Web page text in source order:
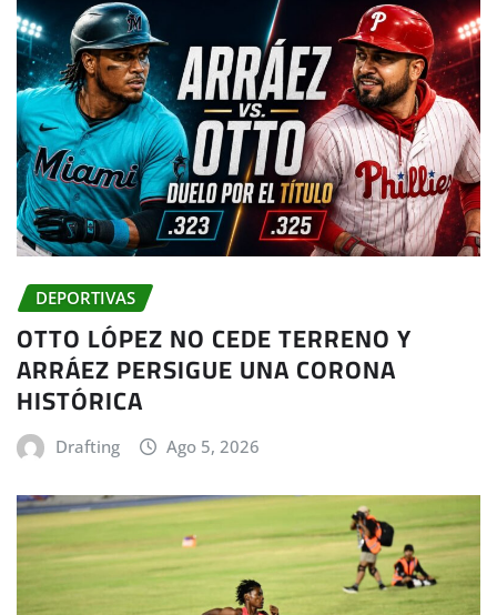
DEPORTIVAS
OTTO LÓPEZ NO CEDE TERRENO Y
ARRÁEZ PERSIGUE UNA CORONA
HISTÓRICA
Drafting Ago 5, 2026